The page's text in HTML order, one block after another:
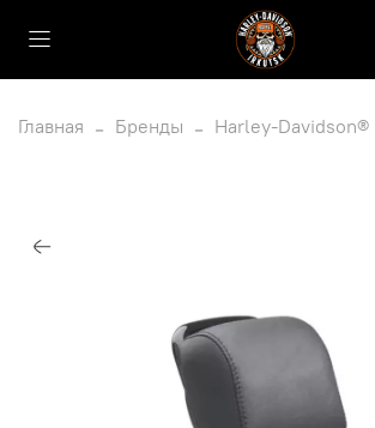
Главная Бренды Harley-Davidson®